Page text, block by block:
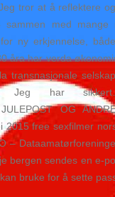
tror at å reflektere
sammen med mange
ny erkjennelse,
åra har verda
transnasjonale
Jeg har sikkert…
OG
2015 free sexfilmer
–
bergen sendes en e-
bruke for å sette